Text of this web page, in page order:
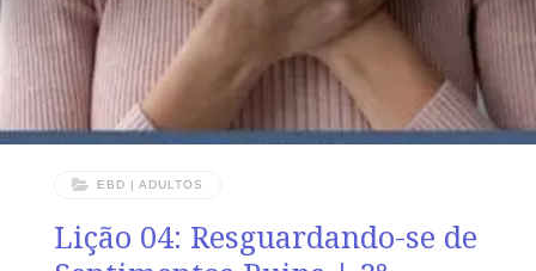
EBD | ADULTOS
Lição 04: Resguardando-se de